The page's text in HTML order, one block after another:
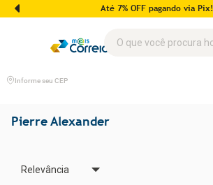
Até 7% OFF pagando via Pix!
Informe seu CEP
Pierre Alexander
Relevância